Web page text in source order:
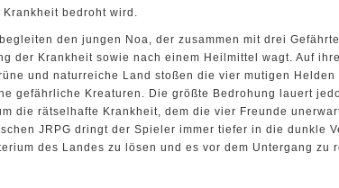
Krankheit bedroht wird.
den jungen Noa, der zusammen mit drei
der Krankheit sowie nach einem Heilmittel wagt. Auf
und naturreiche Land stoßen die vier mutigen
gefährliche Kreaturen. Die größte Bedrohung lauert
die rätselhafte Krankheit, dem die vier Freunde
JRPG dringt der Spieler immer tiefer in die dunkle
des Landes zu lösen und es vor dem Untergang zu